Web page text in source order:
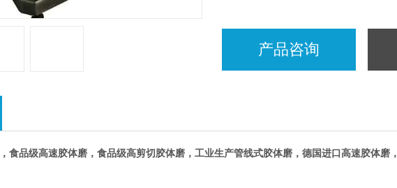
产品咨询
，食品级高速胶体磨，食品级高剪切胶体磨，工业生产管线式胶体磨，德国进口高速胶体磨，